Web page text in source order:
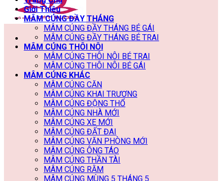
Giới Thiệu
MÂM CÚNG ĐẦY THÁNG
MÂM CÚNG ĐẦY THÁNG BÉ GÁI
MÂM CÚNG ĐẦY THÁNG BÉ TRAI
MÂM CÚNG THÔI NÔI
MÂM CÚNG THÔI NÔI BÉ TRAI
MÂM CÚNG THÔI NÔI BÉ GÁI
MÂM CÚNG KHÁC
MÂM CÚNG CĂN
MÂM CÚNG KHAI TRƯƠNG
MÂM CÚNG ĐỘNG THỔ
MÂM CÚNG NHÀ MỚI
MÂM CÚNG XE MỚI
MÂM CÚNG ĐẤT ĐAI
MÂM CÚNG VĂN PHÒNG MỚI
MÂM CÚNG ÔNG TÁO
MÂM CÚNG THẦN TÀI
MÂM CÚNG RẰM
MÂM CÚNG MÙNG 5 THÁNG 5